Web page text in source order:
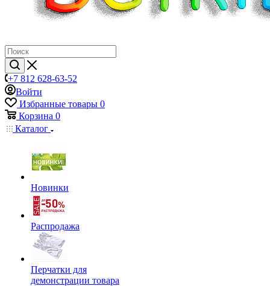
+7 812 628-63-52
Войти
Избранные товары 0
Корзина 0
Каталог
Новинки
Распродажа
Перчатки для
демонстрации товара